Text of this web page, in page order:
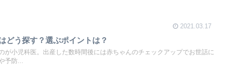
2021.03.17
どう探す？選ぶポイントは？
が小児科医。出産した数時間後には赤ちゃんのチェックアップでお世話に
予防...